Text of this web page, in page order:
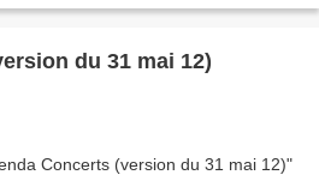
du 31 mai 12)